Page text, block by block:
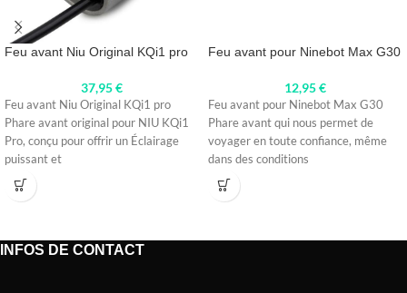
Feu avant Niu Original KQi1 pro
37,95€
Feu avant Niu Original KQi1 pro
Phare avant original pour NIU KQi1
Pro, conçu pour offrir un Éclairage
puissant et
Feu avant pour Ninebot Max G30
12,95€
Feu avant pour Ninebot Max G30
Phare avant qui nous permet de
voyager en toute confiance, même
dans des conditions
INFOS DE CONTACT